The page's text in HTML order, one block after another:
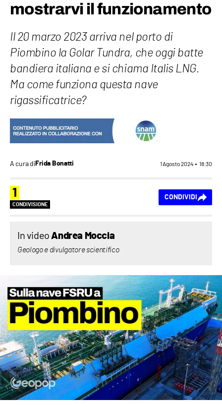
mostrarvi il funzionamento
Il 20 marzo 2023 arriva nel porto di
Piombino la Golar Tundra, che oggi batte
bandiera italiana e si chiama Italis LNG.
Ma come funziona questa nave
rigassificatrice?
A cura diFrida Bonatti 1 Agosto 2024 18:30
1
CONDIVISIONE
CONDIVIDI
In videoAndrea Moccia
Geologo e divulgatore scientifico